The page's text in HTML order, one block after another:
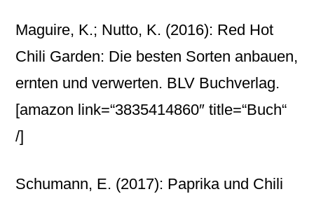
Maguire, K.; Nutto, K. (2016): Red Hot
Chili Garden: Die besten Sorten anbauen,
ernten und verwerten. BLV Buchverlag.
[amazon link=“3835414860″ title=“Buch“
/]
Schumann, E. (2017): Paprika und Chili